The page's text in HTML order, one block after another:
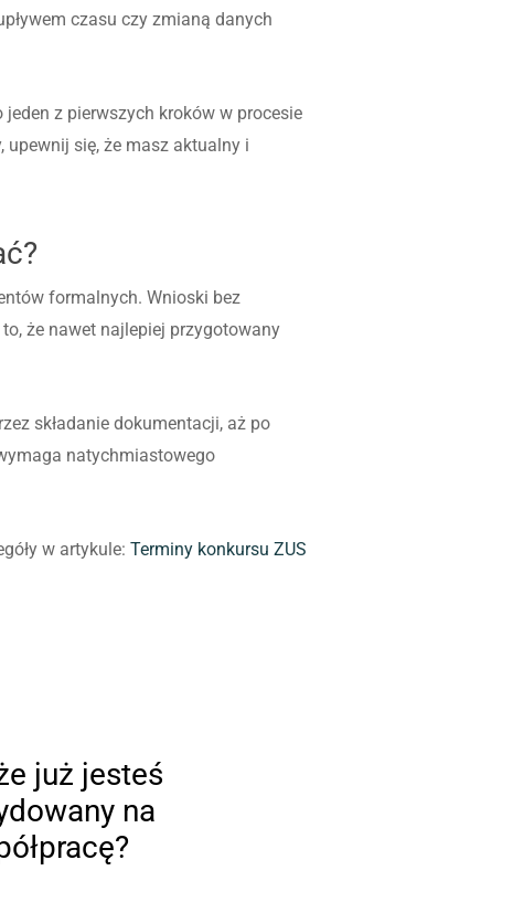
czasu czy zmianą danych
z pierwszych kroków w procesie
się, że masz aktualny i
formalnych. Wnioski bez
że nawet najlepiej przygotowany
składanie dokumentacji, aż po
natychmiastowego
w artykule: Terminy konkursu ZUS
już jesteś
na